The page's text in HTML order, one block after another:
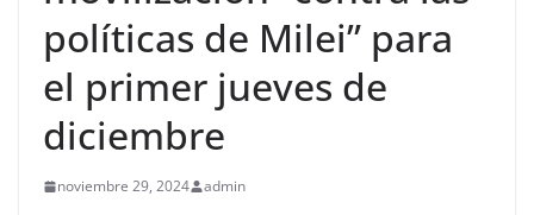
políticas de Milei” para
el primer jueves de
diciembre
noviembre 29, 2024 admin